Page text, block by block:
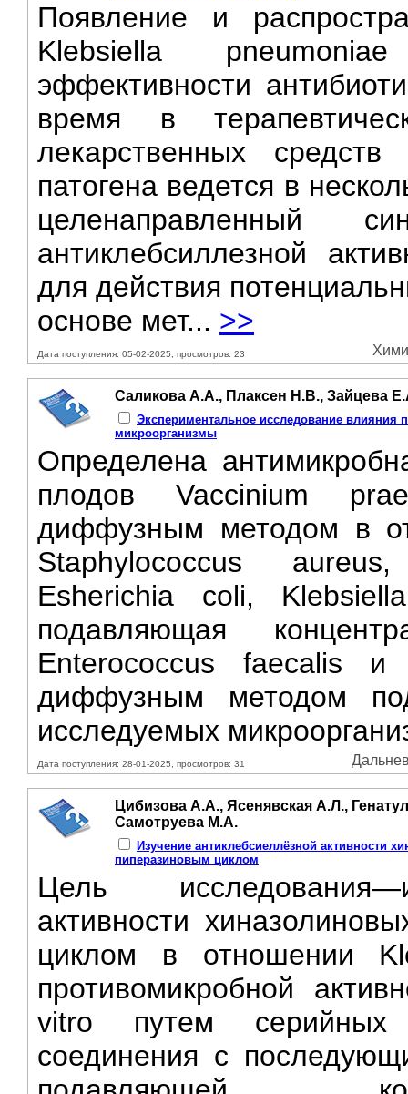
Появление и
Klebsiella
эффективности
время в
лекарственных
патогена ведется в
целенаправленный
антиклебсиллезной
для действия
основе мет... >>
Дата поступления: 05-02-2025, просмотров: 23
Саликова А.А., Плаксен Н.В., Зайцева
Экспериментальное исследование влияния
микроорганизмы
Определена
плодов Vaccinium
диффузным методом в
Staphylococcus
Esherichia coli,
подавляющая
Enterococcus faecalis и
диффузным методом
исследуемых
Дата поступления: 28-01-2025, просмотров: 31
Цибизова А.А., Ясенявская А.Л.,
Самотруева М.А.
Изучение антиклебсиеллёзной активности
пиперазиновым циклом
Цель
активности
циклом в отношении
противомикробной
vitro путем серийных
соединения с